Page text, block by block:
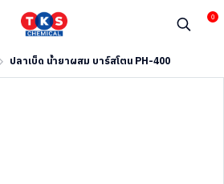
0
ปลาเบ็ด น้ำยาผสม บาร์สโตน PH-400